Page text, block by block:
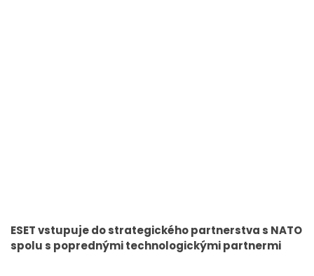
ESET vstupuje do strategického partnerstva s NATO
spolu s poprednými technologickými partnermi